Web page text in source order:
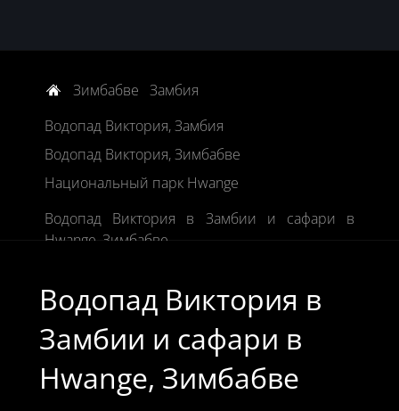
Зимбабве
Замбия
Водопад Виктория, Замбия
Водопад Виктория, Зимбабве
Национальный парк Hwange
Водопад Виктория в Замбии и сафари в
Hwange, Зимбабве
Водопад Виктория в
Замбии и сафари в
Hwange, Зимбабве